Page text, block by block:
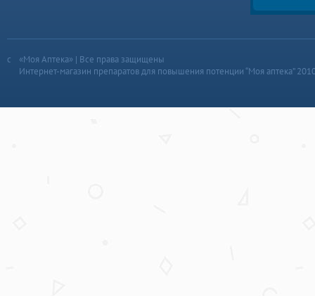
«Моя Аптека» | Все права защищены
Интернет-магазин препаратов для повышения потенции “Моя аптека”